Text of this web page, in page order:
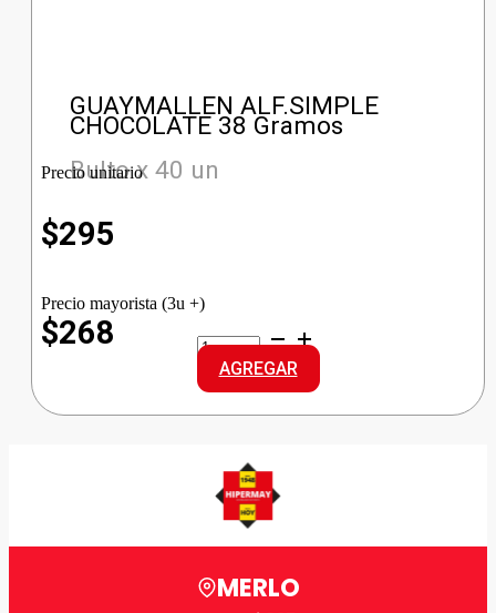
GUAYMALLEN ALF.SIMPLE
CHOCOLATE 38 Gramos
Bulto x 40 un
Precio unitario
$295
Precio mayorista (3u +)
$268
GUAYMALLEN
ALF.SIMPLE
CHOCOLATE
cantidad
AGREGAR
MERLO